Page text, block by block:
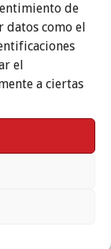
de
datos como el
el
a ciertas
Del 29 al 3 de
de Academias de
de abril y se